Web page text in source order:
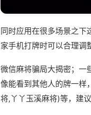
同时应用在很多场景之下
家手机打牌时可以合理调
微信麻将骗局大揭密；一
像能看到其他人的牌一样
将,丫丫玉溪麻将)等，建